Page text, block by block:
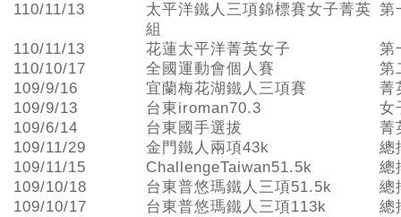
110/11/13
太平洋鐵人三項錦標賽女子菁英
組
第
110/11/13 花蓮太平洋菁英女子
第
110/10/17
全國運動會個人賽
第
109/9/16
宜蘭梅花湖鐵人三項賽
菁
109/9/13
台東iroman70.3
女
109/6/14
台東國手選拔
菁
109/11/29
金門鐵人兩項43k
總
109/11/15
ChallengeTaiwan51.5k
總
109/10/18
台東普悠瑪鐵人三項51.5k
總
109/10/17
台東普悠瑪鐵人三項113k
總